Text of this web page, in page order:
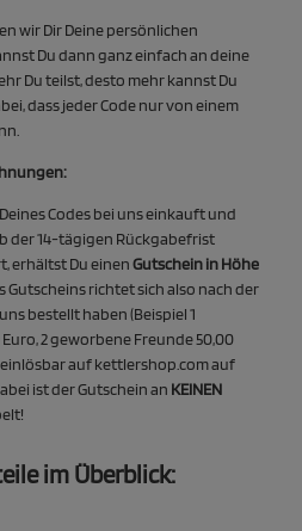
wir Dir Deine persönlichen
Du dann ganz einfach an deine
Du teilst, desto mehr kannst Du
dass jeder Code nur von einem
Codes bei uns einkauft und
der 14-tägigen Rückgabefrist
erhältst Du einenGutschein in Höhe
Gutscheins richtet sich also nach der
bestellt haben (Beispiel 1
2 geworbene Freunde 50,00
einlösbar auf kettlershop.com auf
ist der Gutschein an KEINEN
im Überblick: